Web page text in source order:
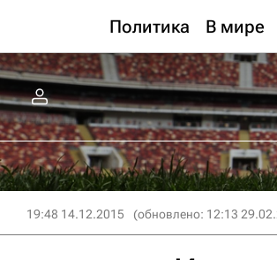
Политика В мире
19:48 14.12.2015 (обновлено: 12:13